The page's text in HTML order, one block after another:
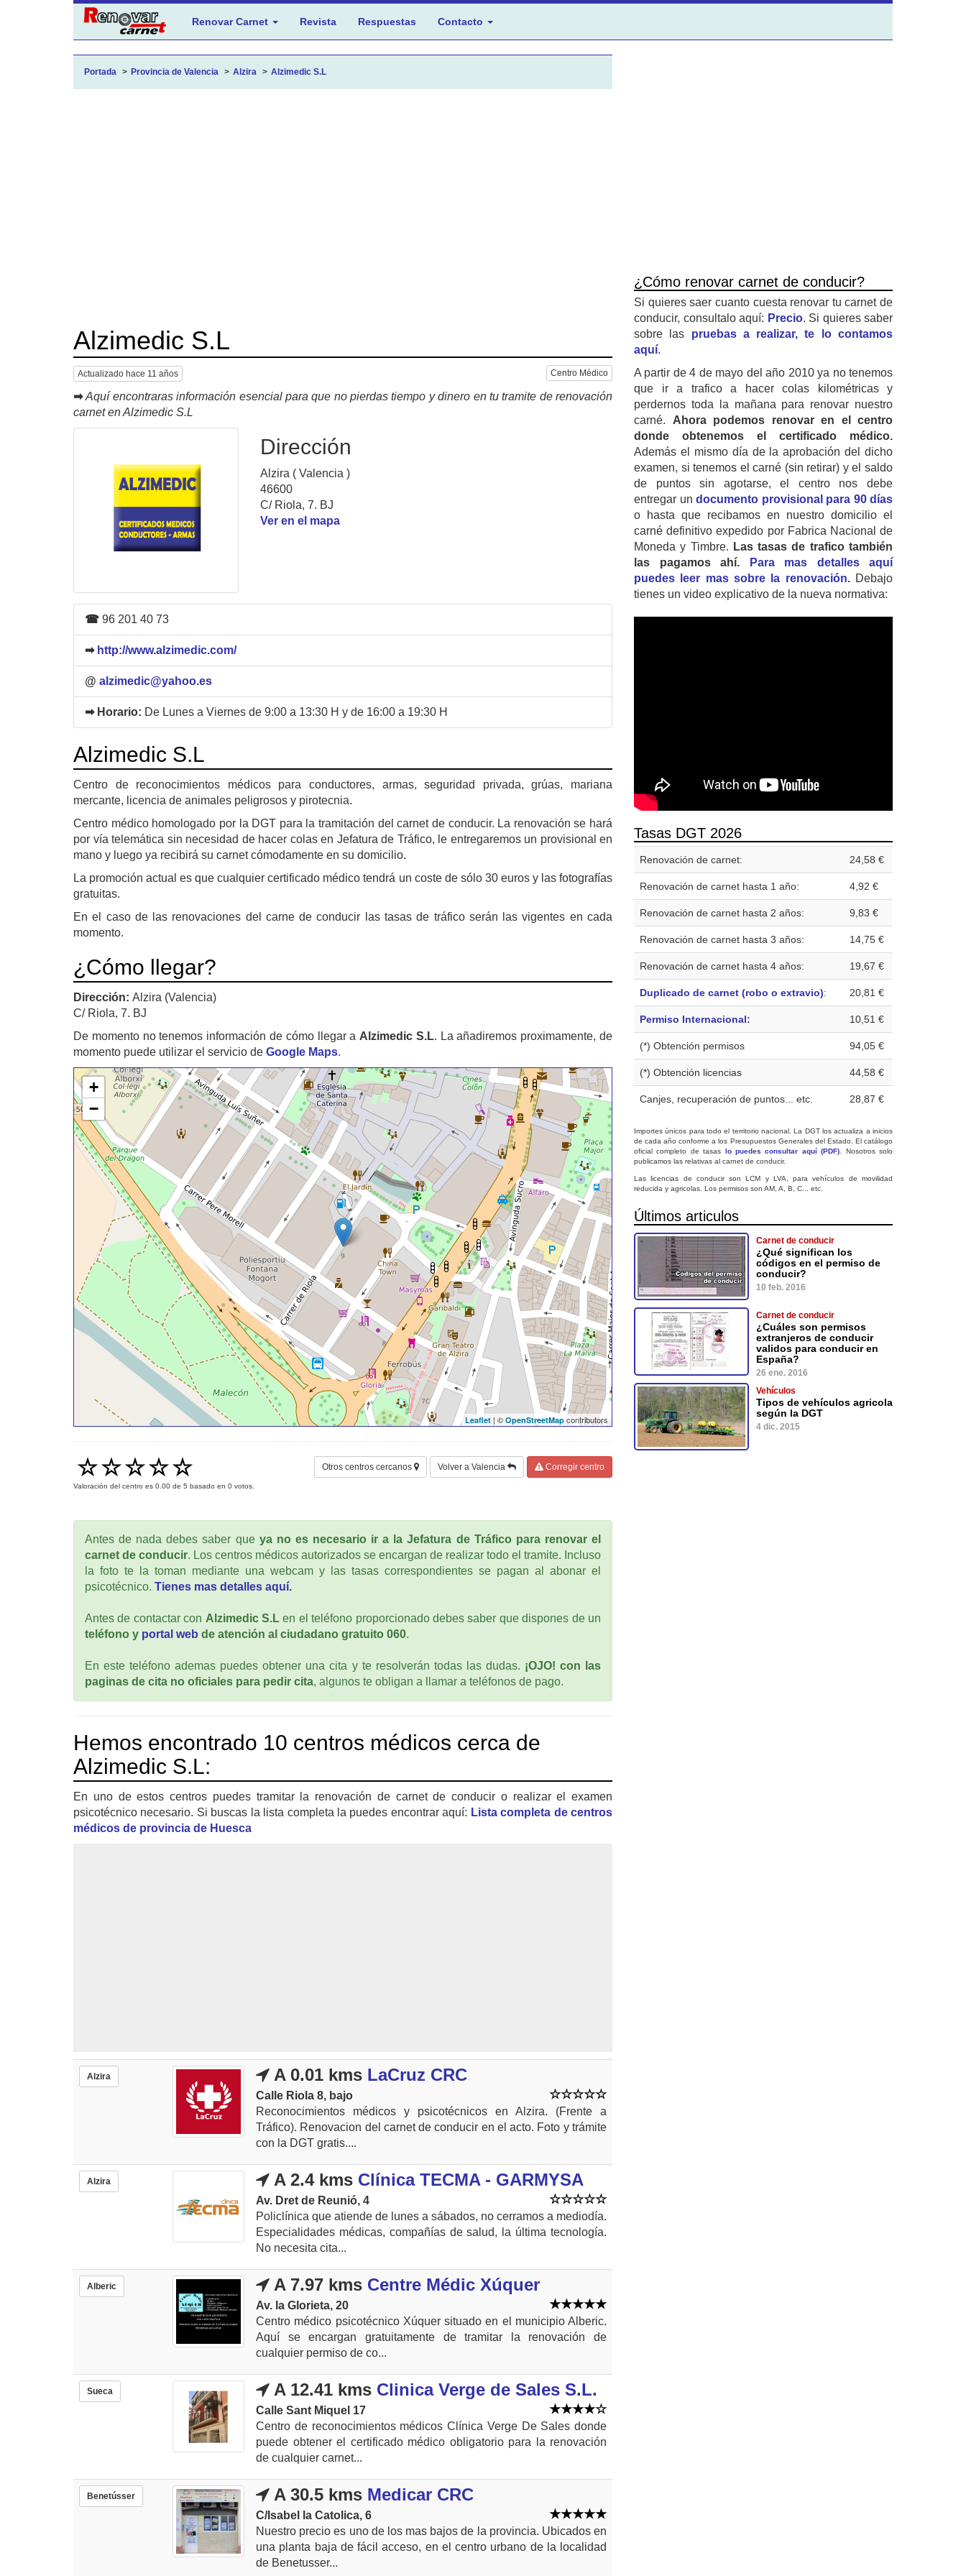
Renovar Carnet Revista Respuestas Contacto
Portada Provincia de Valencia Alzira Alzimedic S.L
Alzimedic S.L
Actualizado hace 11 años Centro Médico
➡ Aquí encontraras información esencial para que no pierdas tiempo y dinero en tu tramite de renovación
carnet en Alzimedic S.L
Dirección
Alzira ( Valencia )
46600
C/ Riola, 7. BJ
Ver en el mapa
☎ 96 201 40 73
➡ http://www.alzimedic.com/
@ alzimedic@yahoo.es
➡ Horario: De Lunes a Viernes de 9:00 a 13:30 H y de 16:00 a 19:30 H
Alzimedic S.L
Centro de reconocimientos médicos para conductores, armas, seguridad privada, grúas, mariana
mercante, licencia de animales peligrosos y pirotecnia.
Centro médico homologado por la DGT para la tramitación del carnet de conducir. La renovación se hará
por vía telemática sin necesidad de hacer colas en Jefatura de Tráfico, le entregaremos un provisional en
mano y luego ya recibirá su carnet cómodamente en su domicilio.
La promoción actual es que cualquier certificado médico tendrá un coste de sólo 30 euros y las fotografías
gratuitas.
En el caso de las renovaciones del carne de conducir las tasas de tráfico serán las vigentes en cada
momento.
¿Cómo llegar?
Dirección: Alzira (Valencia)
C/ Riola, 7. BJ
De momento no tenemos información de cómo llegar a Alzimedic S.L. La añadiremos proximamente, de
momento puede utilizar el servicio de Google Maps.
+
−
Leaflet | © OpenStreetMap contributors
Valoración del centro es 0.00 de 5 basado en 0 votos.
Otros centros cercanos Volver a Valencia Corregir centro
Antes de nada debes saber que ya no es necesario ir a la Jefatura de Tráfico para renovar el
carnet de conducir. Los centros médicos autorizados se encargan de realizar todo el tramite. Incluso
la foto te la toman mediante una webcam y las tasas correspondientes se pagan al abonar el
psicotécnico. Tienes mas detalles aquí.
Antes de contactar con Alzimedic S.L en el teléfono proporcionado debes saber que dispones de un
teléfono y portal web de atención al ciudadano gratuito 060.
En este teléfono ademas puedes obtener una cita y te resolverán todas las dudas. ¡OJO! con las
paginas de cita no oficiales para pedir cita, algunos te obligan a llamar a teléfonos de pago.
Hemos encontrado 10 centros médicos cerca de
Alzimedic S.L:
En uno de estos centros puedes tramitar la renovación de carnet de conducir o realizar el examen
psicotécnico necesario. Si buscas la lista completa la puedes encontrar aquí: Lista completa de centros
médicos de provincia de Huesca
Alzira A 0.01 kms LaCruz CRC
Calle Riola 8, bajo
Reconocimientos médicos y psicotécnicos en Alzira. (Frente a
Tráfico). Renovacion del carnet de conducir en el acto. Foto y trámite
con la DGT gratis....
Alzira A 2.4 kms Clínica TECMA - GARMYSA
Av. Dret de Reunió, 4
Policlínica que atiende de lunes a sábados, no cerramos a mediodía.
Especialidades médicas, compañías de salud, la última tecnología.
No necesita cita...
Alberic A 7.97 kms Centre Médic Xúquer
Av. la Glorieta, 20
Centro médico psicotécnico Xúquer situado en el municipio Alberic.
Aquí se encargan gratuitamente de tramitar la renovación de
cualquier permiso de co...
Sueca A 12.41 kms Clinica Verge de Sales S.L.
Calle Sant Miquel 17
Centro de reconocimientos médicos Clínica Verge De Sales donde
puede obtener el certificado médico obligatorio para la renovación
de cualquier carnet...
Benetússer A 30.5 kms Medicar CRC
C/Isabel la Catolica, 6
Nuestro precio es uno de los mas bajos de la provincia. Ubicados en
una planta baja de fácil acceso, en el centro urbano de la localidad
de Benetusser...
¿Cómo renovar carnet de conducir?
Si quieres saer cuanto cuesta renovar tu carnet de
conducir, consultalo aquí: Precio. Si quieres saber
sobre las pruebas a realizar, te lo contamos
aquí.
A partir de 4 de mayo del año 2010 ya no tenemos
que ir a trafico a hacer colas kilométricas y
perdernos toda la mañana para renovar nuestro
carné. Ahora podemos renovar en el centro
donde obtenemos el certificado médico.
Además el mismo día de la aprobación del dicho
examen, si tenemos el carné (sin retirar) y el saldo
de puntos sin agotarse, el centro nos debe
entregar un documento provisional para 90 días
o hasta que recibamos en nuestro domicilio el
carné definitivo expedido por Fabrica Nacional de
Moneda y Timbre. Las tasas de trafico también
las pagamos ahí.
Para mas detalles aquí
puedes leer mas sobre la renovación.Debajo
tienes un video explicativo de la nueva normativa:
Tasas DGT 2026
Renovación de carnet: 24,58 €
Renovación de carnet hasta 1 año: 4,92 €
Renovación de carnet hasta 2 años: 9,83 €
Renovación de carnet hasta 3 años: 14,75 €
Renovación de carnet hasta 4 años: 19,67 €
Duplicado de carnet (robo o extravio): 20,81 €
Permiso Internacional: 10,51 €
(*) Obtención permisos 94,05 €
(*) Obtención licencias 44,58 €
Canjes, recuperación de puntos... etc. 28,87 €
Importes únicos para todo el territorio nacional. La DGT los actualiza a inicios
de cada año conforme a los Presupuestos Generales del Estado. El catálogo
oficial completo de tasas lo puedes consultar aquí (PDF) . Nosotros solo
publicamos las relativas al carnet de conducir.
Las licencias de conducir son LCM y LVA, para vehículos de movilidad
reducida y agricolas. Los permisos son AM, A, B, C... etc.
Últimos articulos
Carnet de conducir
¿Qué significan los
códigos en el permiso de
conducir?
10 feb. 2016
Carnet de conducir
¿Cuáles son permisos
extranjeros de conducir
validos para conducir en
España?
26 ene. 2016
Vehículos
Tipos de vehículos agricola
según la DGT
4 dic. 2015